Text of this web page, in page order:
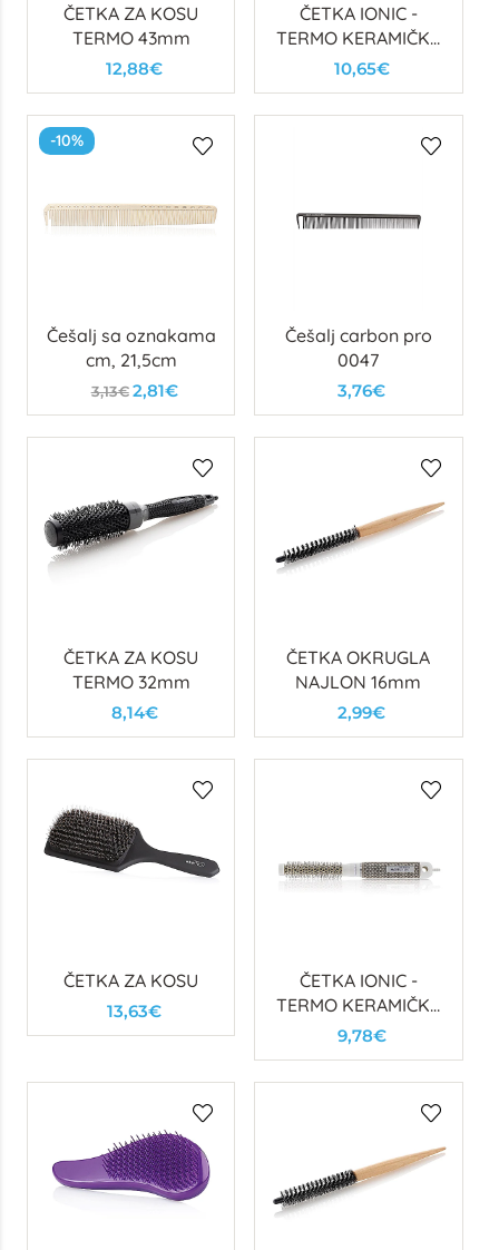
ČETKA ZA KOSU
TERMO 43mm
12,88€
ČETKA IONIC -
TERMO KERAMIČKA
(FI25)
10,65€
-10%
Češalj sa oznakama
cm, 21,5cm
3,13€ 2,81€
Češalj carbon pro
0047
3,76€
ČETKA ZA KOSU
TERMO 32mm
8,14€
ČETKA OKRUGLA
NAJLON 16mm
2,99€
ČETKA ZA KOSU
13,63€
ČETKA IONIC -
TERMO KERAMIČKA
(FI20)
9,78€